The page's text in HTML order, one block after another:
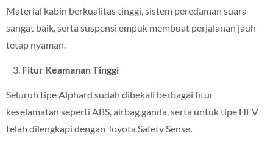
Material kabin berkualitas tinggi, sistem peredaman suara
sangat baik, serta suspensi empuk membuat perjalanan jauh
tetap nyaman.
Fitur Keamanan Tinggi
Seluruh tipe Alphard sudah dibekali berbagai fitur
keselamatan seperti ABS, airbag ganda, serta untuk tipe HEV
telah dilengkapi dengan Toyota Safety Sense.